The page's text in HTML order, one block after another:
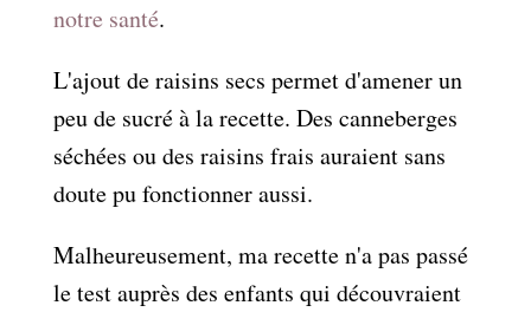
notre santé.
L'ajout de raisins secs permet d'amener un
peu de sucré à la recette. Des canneberges
séchées ou des raisins frais auraient sans
doute pu fonctionner aussi.
Malheureusement, ma recette n'a pas passé
le test auprès des enfants qui découvraient